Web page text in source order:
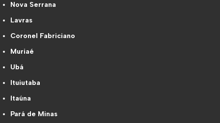
Nova Serrana
Lavras
Coronel Fabriciano
Muriaé
Ubá
Ituiutaba
Itaúna
Pará de Minas